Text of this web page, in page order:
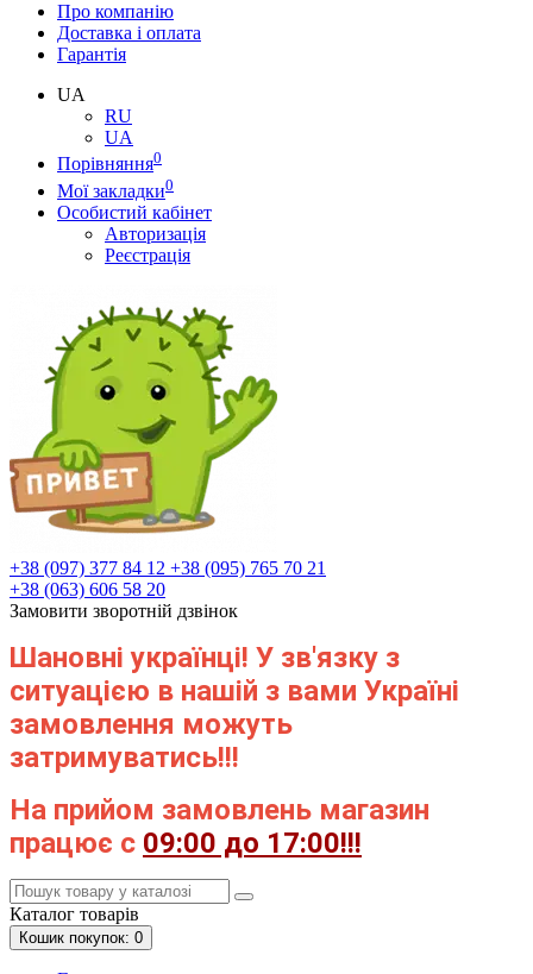
Про компанію
Доставка і оплата
Гарантія
UA
RU
UA
Порівняння0
Мої закладки0
Особистий кабінет
Авторизація
Реєстрація
+38 (097) 377 84 12 +38 (095) 765 70 21
+38 (063) 606 58 20
Замовити зворотній дзвінок
Шановні українці! У зв'язку з
ситуацією в нашій з вами Україні
замовлення можуть
затримуватись!!!
На прийом замовлень магазин
працює с 09:00 до 17:00!!!
Каталог товарів
Кошик покупок: 0